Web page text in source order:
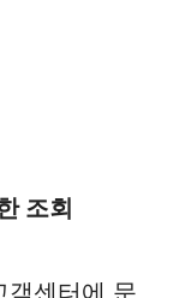
조회